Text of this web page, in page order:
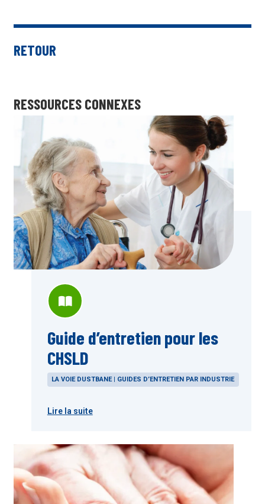
RETOUR
RESSOURCES CONNEXES
Guide d’entretien pour les
CHSLD
LA VOIE DUSTBANE | GUIDES D’ENTRETIEN PAR INDUSTRIE
Lire la suite